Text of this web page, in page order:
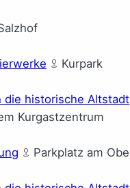
Kurpark
die historische Altstadt
Kurgastzentrum
Parkplatz am